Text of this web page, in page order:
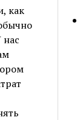
как